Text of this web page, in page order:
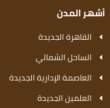
أشهر المدن
القاهرة الجديدة
الساحل الشمالي
العاصمة الإدارية الجديدة
العلمين الجديدة